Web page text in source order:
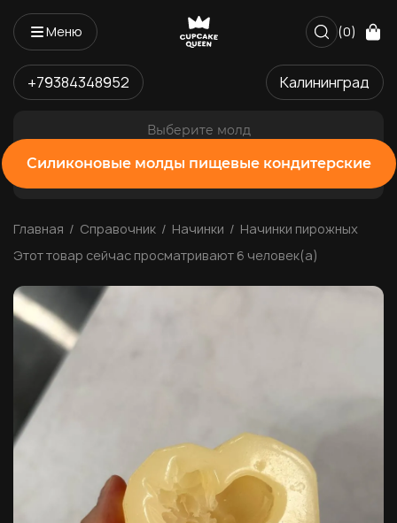
Меню
+79384348952 Калининград
(0)
Выберите молд
Силиконовые молды пищевые кондитерские
Главная Справочник Начинки
Начинки пирожных
Этот товар сейчас просматривают 6 человек(а)